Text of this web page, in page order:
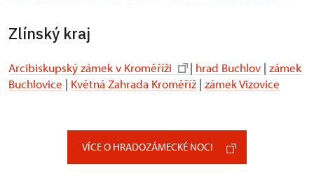
Zlínský kraj
Arcibiskupský zámek v Kroměříži | hrad Buchlov | zámek
Buchlovice | Květná Zahrada Kroměříž | zámek Vizovice
VÍCE O HRADOZÁMECKÉ NOCI